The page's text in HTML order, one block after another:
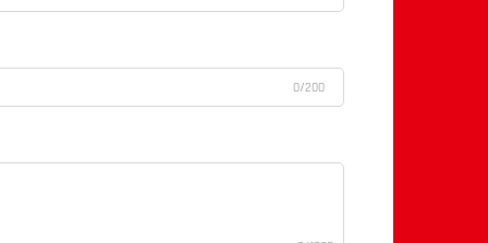
0/200